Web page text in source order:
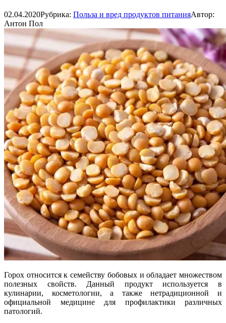
02.04.2020Рубрика: Польза и вред продуктов питанияАвтор:
Антон Пол
Горох относится к семейству бобовых и обладает множеством
полезных свойств. Данный продукт используется в
кулинарии, косметологии, а также нетрадиционной и
официальной медицине для профилактики различных
патологий.